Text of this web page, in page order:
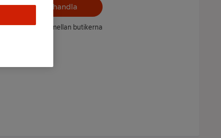
Välj butik och handla
kan variera mellan butikerna